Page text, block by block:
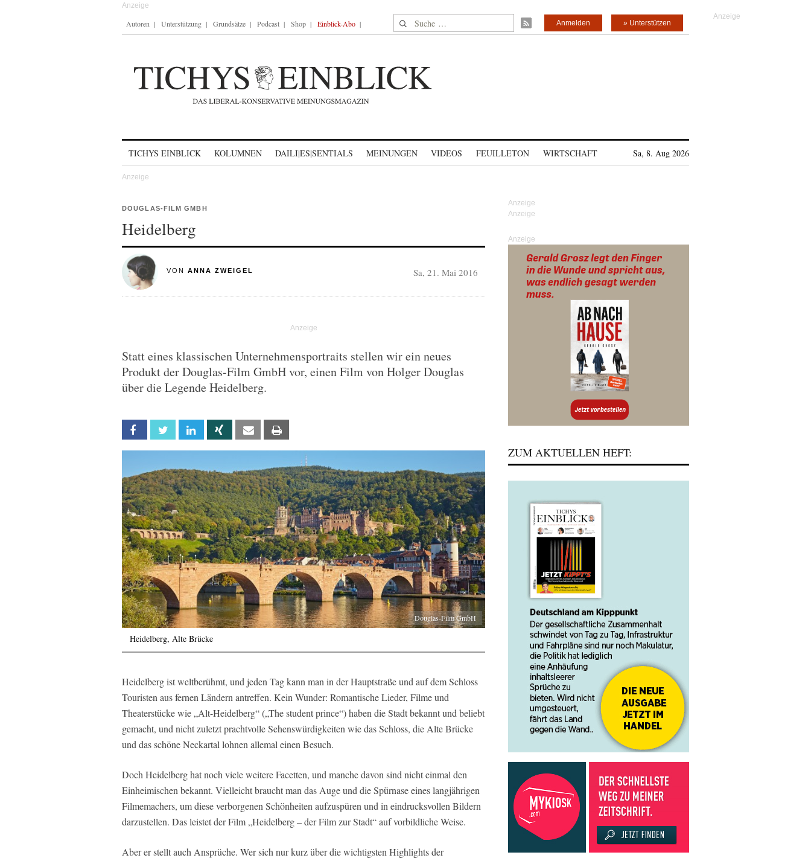
Autoren Unterstützung Grundsätze Podcast Shop Einblick-Abo Suche nach: » Unterstützen
Anmelden
TICHYS EINBLICK KOLUMNEN DAILI|ES|SENTIALS MEINUNGEN VIDEOS FEUILLETON WIRTSCHAFT Sa, 8. Aug 2026
DOUGLAS-FILM GMBH
Heidelberg
VON ANNA ZWEIGEL Sa, 21. Mai 2016
Statt eines klassischen Unternehmensportraits stellen wir ein neues
Produkt der Douglas-Film GmbH vor, einen Film von Holger Douglas
über die Legende Heidelberg.
Facebook Twitter Linkedin Xing Email
Douglas-Film GmbH
Heidelberg, Alte Brücke
Heidelberg ist weltberühmt, und jeden Tag kann man in der Hauptstraße und auf dem Schloss
Touristen aus fernen Ländern antreffen. Kein Wunder: Romantische Lieder, Filme und
Theaterstücke wie „Alt-Heidelberg“ („The student prince“) haben die Stadt bekannt und beliebt
gemacht, und nicht zuletzt prachtvolle Sehenswürdigkeiten wie das Schloss, die Alte Brücke
und das schöne Neckartal lohnen allemal einen Besuch.
Doch Heidelberg hat noch viele weitere Facetten, und manche davon sind nicht einmal den
Einheimischen bekannt. Vielleicht braucht man das Auge und die Spürnase eines langjährigen
Filmemachers, um diese verborgenen Schönheiten aufzuspüren und in eindrucksvollen Bildern
darzustellen. Das leistet der Film „Heidelberg – der Film zur Stadt“ auf vorbildliche Weise.
Aber er stellt auch Ansprüche. Wer sich nur kurz über die wichtigsten Highlights der
Anzeige
ZUM AKTUELLEN HEFT: